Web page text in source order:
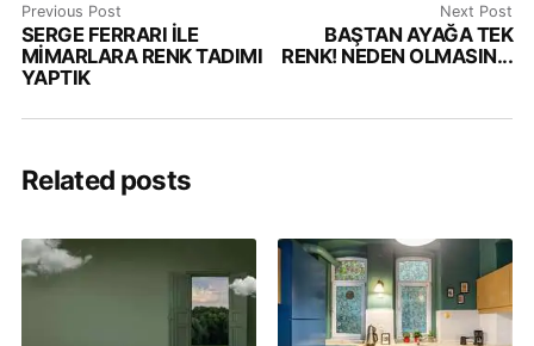
Previous Post
SERGE FERRARI İLE
MİMARLARA RENK TADIMI
YAPTIK
Next Post
BAŞTAN AYAĞA TEK
RENK! NEDEN OLMASIN...
Related posts